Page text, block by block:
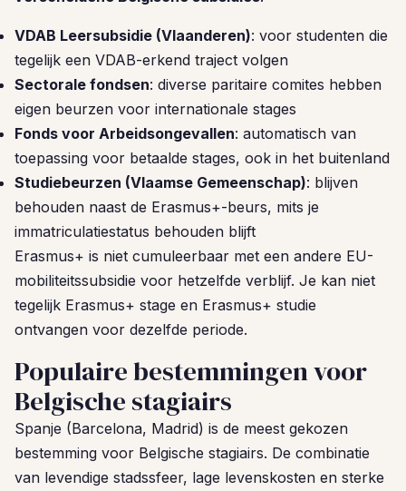
VDAB Leersubsidie (Vlaanderen): voor studenten die
tegelijk een VDAB-erkend traject volgen
Sectorale fondsen: diverse paritaire comites hebben
eigen beurzen voor internationale stages
Fonds voor Arbeidsongevallen: automatisch van
toepassing voor betaalde stages, ook in het buitenland
Studiebeurzen (Vlaamse Gemeenschap): blijven
behouden naast de Erasmus+-beurs, mits je
immatriculatiestatus behouden blijft
Erasmus+ is niet cumuleerbaar met een andere EU-
mobiliteitssubsidie voor hetzelfde verblijf. Je kan niet
tegelijk Erasmus+ stage en Erasmus+ studie
ontvangen voor dezelfde periode.
Populaire bestemmingen voor
Belgische stagiairs
Spanje (Barcelona, Madrid) is de meest gekozen
bestemming voor Belgische stagiairs. De combinatie
van levendige stadssfeer, lage levenskosten en sterke